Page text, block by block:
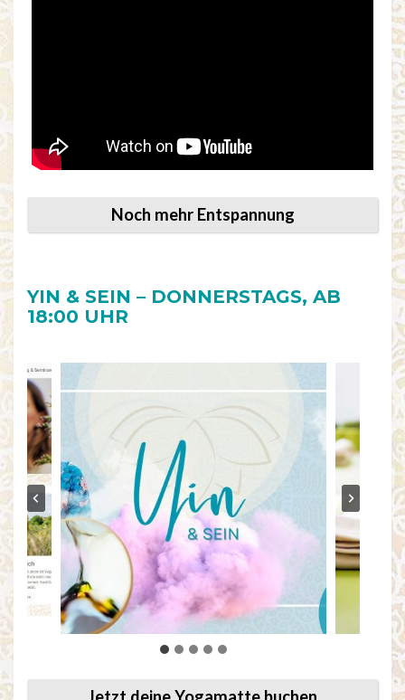
Noch mehr Entspannung
YIN & SEIN – DONNERSTAGS, AB
18:00 UHR